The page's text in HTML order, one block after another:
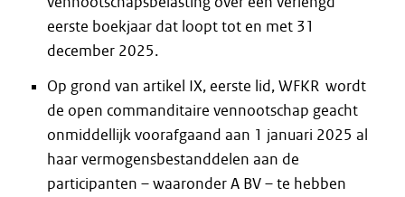
eerste boekjaar dat loopt tot en met 31
december 2025.
Op grond van artikel IX, eerste lid, WFKR wordt
de open commanditaire vennootschap geacht
onmiddellijk voorafgaand aan 1 januari 2025 al
haar vermogensbestanddelen aan de
participanten – waaronder A BV – te hebben